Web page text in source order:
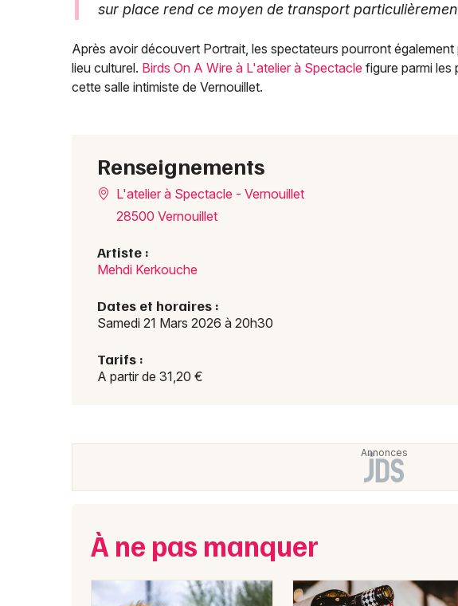
sur place rend ce moyen de transport
Après avoir découvert Portrait, les spectateurs pourront
lieu culturel. Birds On A Wire à L'atelier à Spectacle figure parmi les
cette salle intimiste de Vernouillet.
Renseignements
L'atelier à Spectacle - Vernouillet
28500 Vernouillet
Artiste :
Mehdi Kerkouche
Dates et horaires :
Samedi 21 Mars 2026 à 20h30
Tarifs :
A partir de 31,20 €
À ne pas manquer